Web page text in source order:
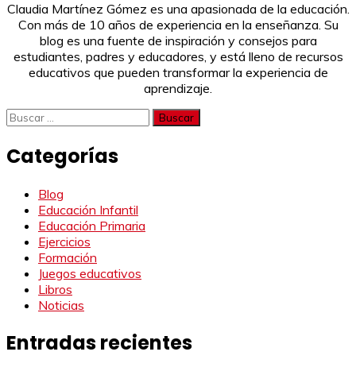
Claudia Martínez Gómez es una apasionada de la educación.
Con más de 10 años de experiencia en la enseñanza. Su
blog es una fuente de inspiración y consejos para
estudiantes, padres y educadores, y está lleno de recursos
educativos que pueden transformar la experiencia de
aprendizaje.
Buscar:
Categorías
Blog
Educación Infantil
Educación Primaria
Ejercicios
Formación
Juegos educativos
Libros
Noticias
Entradas recientes